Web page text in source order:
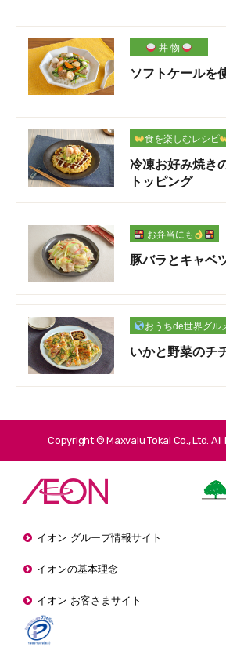
丼 物
ソフトケールを
食を楽しむレシピ
冷凍お好み焼き
トッピング
お弁当にも
豚バラとキャベ
おうちde世界グル
いかと野菜のチ
Copyright © Maxvalu Tokai Co., Ltd. All
イオン グループ情報サイト
イオンの基本理念
イオン お客さまサイト